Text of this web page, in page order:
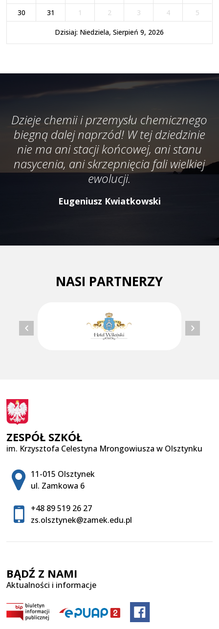
30
31 1 2 3 4 5
Dzisiaj: Niedziela, Sierpień 9, 2026
Dzieje chemii i przemysłu chemicznego
biegną dalej naprzód! W tej dziedzinie
nie ma ani stacji końcowej, ani stanu
nasycenia, ani skrzepnięcia fali wielkiej
ewolucji.
Eugeniusz Kwiatkowski
NASI PARTNERZY
ZESPÓŁ SZKÓŁ
im. Krzysztofa Celestyna Mrongowiusza w Olsztynku
Adres pocztowy:
11-015 Olsztynek
ul. Zamkowa 6
+48 89 519 26 27
zs.olsztynek@zamek.edu.pl
BĄDŹ Z NAMI
Aktualności i informacje